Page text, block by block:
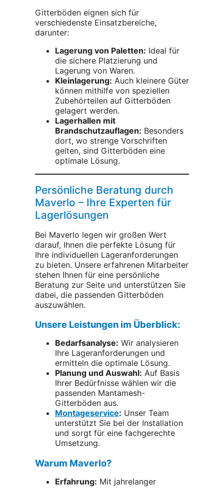
Gitterböden eignen sich für
verschiedenste Einsatzbereiche,
darunter:
Lagerung von Paletten: Ideal für
die sichere Platzierung und
Lagerung von Waren.
Kleinlagerung: Auch kleinere Güter
können mithilfe von speziellen
Zubehörteilen auf Gitterböden
gelagert werden.
Lagerhallen mit
Brandschutzauflagen: Besonders
dort, wo strenge Vorschriften
gelten, sind Gitterböden eine
optimale Lösung.
Persönliche Beratung durch
Maverlo – Ihre Experten für
Lagerlösungen
Bei Maverlo legen wir großen Wert
darauf, Ihnen die perfekte Lösung für
Ihre individuellen Lageranforderungen
zu bieten. Unsere erfahrenen Mitarbeiter
stehen Ihnen für eine persönliche
Beratung zur Seite und unterstützen Sie
dabei, die passenden Gitterböden
auszuwählen.
Unsere Leistungen im Überblick:
Bedarfsanalyse: Wir analysieren
Ihre Lageranforderungen und
ermitteln die optimale Lösung.
Planung und Auswahl: Auf Basis
Ihrer Bedürfnisse wählen wir die
passenden Mantamesh-
Gitterböden aus.
Montageservice: Unser Team
unterstützt Sie bei der Installation
und sorgt für eine fachgerechte
Umsetzung.
Warum Maverlo?
Erfahrung: Mit jahrelanger